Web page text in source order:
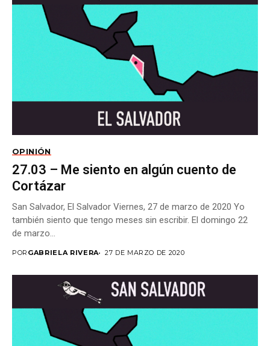
OPINIÓN
27.03 – Me siento en algún cuento de
Cortázar
San Salvador, El Salvador Viernes, 27 de marzo de 2020 Yo
también siento que tengo meses sin escribir. El domingo 22
de marzo...
POR GABRIELA RIVERA 27 DE MARZO DE 2020